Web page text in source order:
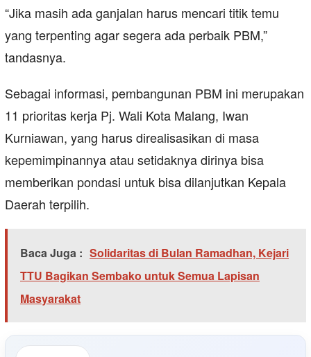
“Jika masih ada ganjalan harus mencari titik temu
yang terpenting agar segera ada perbaik PBM,”
tandasnya.
Sebagai informasi, pembangunan PBM ini merupakan
11 prioritas kerja Pj. Wali Kota Malang, Iwan
Kurniawan, yang harus direalisasikan di masa
kepemimpinannya atau setidaknya dirinya bisa
memberikan pondasi untuk bisa dilanjutkan Kepala
Daerah terpilih.
Baca Juga : Solidaritas di Bulan Ramadhan, Kejari
TTU Bagikan Sembako untuk Semua Lapisan
Masyarakat